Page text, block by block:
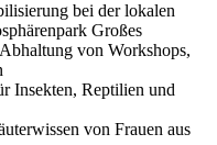
bei der lokalen
Großes
von Workshops,
Insekten, Reptilien und
von Frauen aus